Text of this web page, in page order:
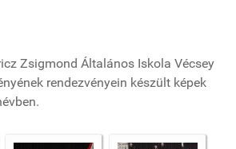
Zsigmond Általános Iskola Vécsey
rendezvényein készült képek